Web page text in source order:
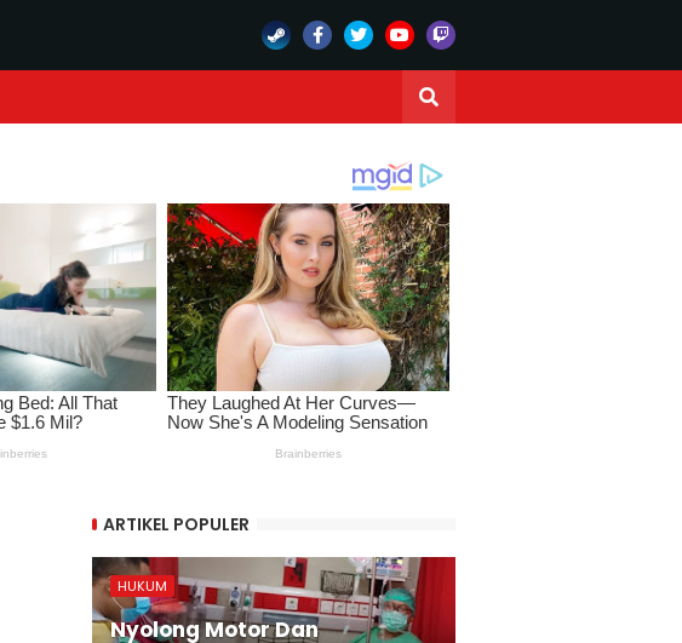
ARTIKEL POPULER
HUKUM
Nyolong Motor Dan